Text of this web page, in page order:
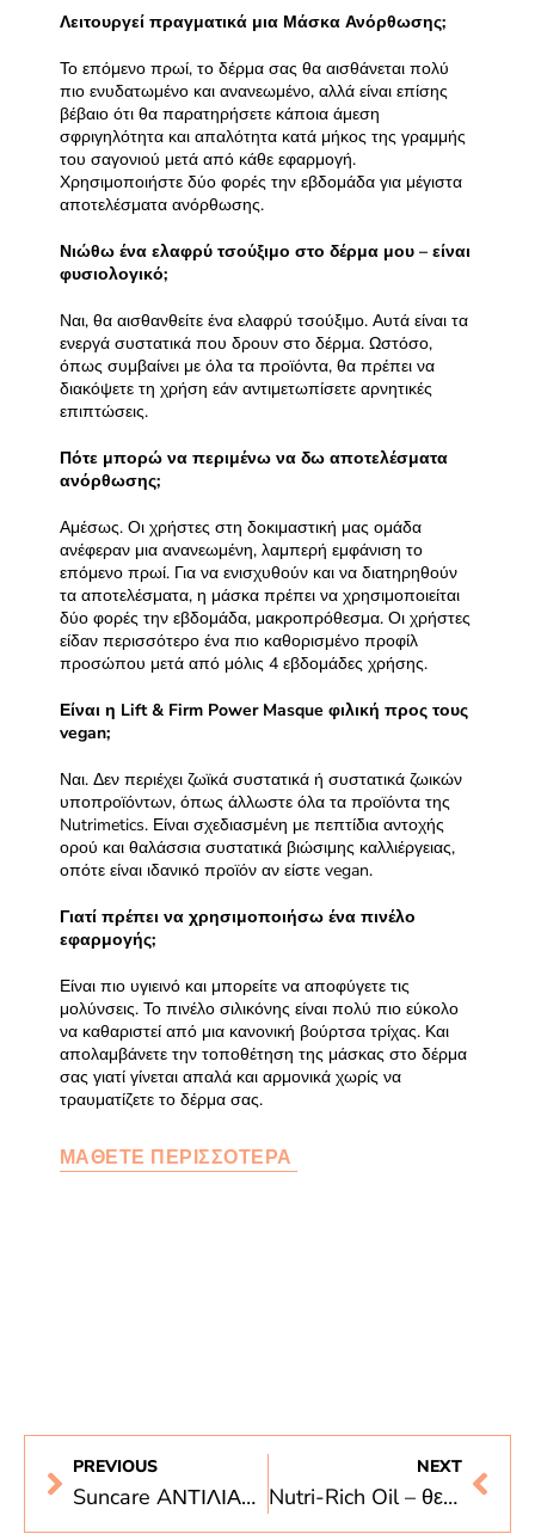
Λειτουργεί πραγματικά μια Μάσκα Ανόρθωσης;
Το επόμενο πρωί, το δέρμα σας θα αισθάνεται πολύ
πιο ενυδατωμένο και ανανεωμένο, αλλά είναι επίσης
βέβαιο ότι θα παρατηρήσετε κάποια άμεση
σφριγηλότητα και απαλότητα κατά μήκος της γραμμής
του σαγονιού μετά από κάθε εφαρμογή.
Χρησιμοποιήστε δύο φορές την εβδομάδα για μέγιστα
αποτελέσματα ανόρθωσης.
Νιώθω ένα ελαφρύ τσούξιμο στο δέρμα μου – είναι
φυσιολογικό;
Ναι, θα αισθανθείτε ένα ελαφρύ τσούξιμο. Αυτά είναι τα
ενεργά συστατικά που δρουν στο δέρμα. Ωστόσο,
όπως συμβαίνει με όλα τα προϊόντα, θα πρέπει να
διακόψετε τη χρήση εάν αντιμετωπίσετε αρνητικές
επιπτώσεις.
Πότε μπορώ να περιμένω να δω αποτελέσματα
ανόρθωσης;
Αμέσως. Οι χρήστες στη δοκιμαστική μας ομάδα
ανέφεραν μια ανανεωμένη, λαμπερή εμφάνιση το
επόμενο πρωί. Για να ενισχυθούν και να διατηρηθούν
τα αποτελέσματα, η μάσκα πρέπει να χρησιμοποιείται
δύο φορές την εβδομάδα, μακροπρόθεσμα. Οι χρήστες
είδαν περισσότερο ένα πιο καθορισμένο προφίλ
προσώπου μετά από μόλις 4 εβδομάδες χρήσης.
Είναι η Lift & Firm Power Masque φιλική προς τους
vegan;
Ναι. Δεν περιέχει ζωϊκά συστατικά ή συστατικά ζωικών
υποπροϊόντων, όπως άλλωστε όλα τα προϊόντα της
Nutrimetics. Είναι σχεδιασμένη με πεπτίδια αντοχής
ορού και θαλάσσια συστατικά βιώσιμης καλλιέργειας,
οπότε είναι ιδανικό προϊόν αν είστε vegan.
Γιατί πρέπει να χρησιμοποιήσω ένα πινέλο
εφαρμογής;
Είναι πιο υγιεινό και μπορείτε να αποφύγετε τις
μολύνσεις. Το πινέλο σιλικόνης είναι πολύ πιο εύκολο
να καθαριστεί από μια κανονική βούρτσα τρίχας. Και
απολαμβάνετε την τοποθέτηση της μάσκας στο δέρμα
σας γιατί γίνεται απαλά και αρμονικά χωρίς να
τραυματίζετε το δέρμα σας.
ΜΑΘΕΤΕ ΠΕΡΙΣΣΟΤΕΡΑ
PREVIOUS
Suncare AΝΤΙΛΙΑΚΑ Nutrimetics
NEXT
Nutri-Rich Oil – θεραπευτικά αποτελέσματα του Ελαίου Βερύκοκου